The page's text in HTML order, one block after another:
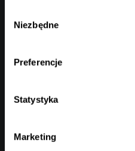
zgody
Niezbędne
Preferencje
Statystyka
Marketing